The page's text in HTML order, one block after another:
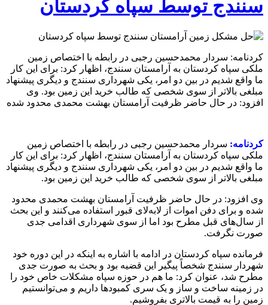
سنندج توسط سپاه کردستان
کردنامه: سردار محمدحسین رجبی در رابطه با اختصاص زمین
ملکی سپاە کردستان به آرامستان سنندج، اظهار کرد: برای این کار
ما واقع شدیم در بین دو امر، یکی شهرداری سنندج و دیگری پیشنهاد
مبلغی بالاتر از سوی شخصی که طالب خرید این زمین بود. وی
افزود: در حال حاضر ظرفیت آرامستان بهشت محمدی محدود شده
کردنامه: سردار محمدحسین رجبی در رابطه با اختصاص زمین
ملکی سپاە کردستان به آرامستان سنندج، اظهار کرد: برای این کار
ما واقع شدیم در بین دو امر، یکی شهرداری سنندج و دیگری پیشنهاد
مبلغی بالاتر از سوی شخصی که طالب خرید این زمین بود.
وی افزود: در حال حاضر ظرفیت آرامستان بهشت محمدی محدود
شده و برای دفن اموات از لابه‌لای قبور استفاده می‌کنند و این بحث
از سال‌های قبل مطرح بود اما از سوی شهرداری اقدامی جدی
صورت نگرفت.
فرماندە سپاە کردستان در ادامە با اشارە بە اینکە در این دورە خود
شهردار سنندج شخصاً پیگیر این قضیه بود و بحث به صورت جدی
مطرح شد، عنوان کرد: ما هم در حوزە سپاە مشکلات خاص خود را
در زمینە ساخت و ساز و یک سری کمبودها داریم و می‌توانستیم
زمین را بە قیمت بالاتری بفروشیم.